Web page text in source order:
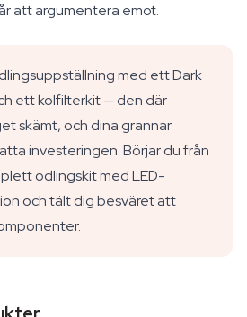
att argumentera emot.
med ett Dark
ett kolfilterkit — den där
skämt, och dina grannar
investeringen. Börjar du från
odlingskit med LED-
och tält dig besväret att